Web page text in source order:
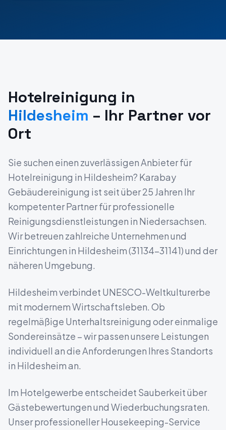
Hotelreinigung in
Hildesheim – Ihr Partner vor
Ort
Sie suchen einen zuverlässigen Anbieter für
Hotelreinigung in Hildesheim? Karabay
Gebäudereinigung ist seit über 25 Jahren Ihr
kompetenter Partner für professionelle
Reinigungsdienstleistungen in Niedersachsen.
Wir betreuen zahlreiche Unternehmen und
Einrichtungen in Hildesheim(31134-31141) und der
näheren Umgebung.
Hildesheim verbindet UNESCO-Weltkulturerbe
mit modernem Wirtschaftsleben. Ob
regelmäßige Unterhaltsreinigung oder einmalige
Sondereinsätze – wir passen unsere Leistungen
individuell an die Anforderungen Ihres Standorts
in Hildesheiman.
Im Hotelgewerbe entscheidet Sauberkeit über
Gästebewertungen und Wiederbuchungsraten.
Unser professioneller Housekeeping-Service